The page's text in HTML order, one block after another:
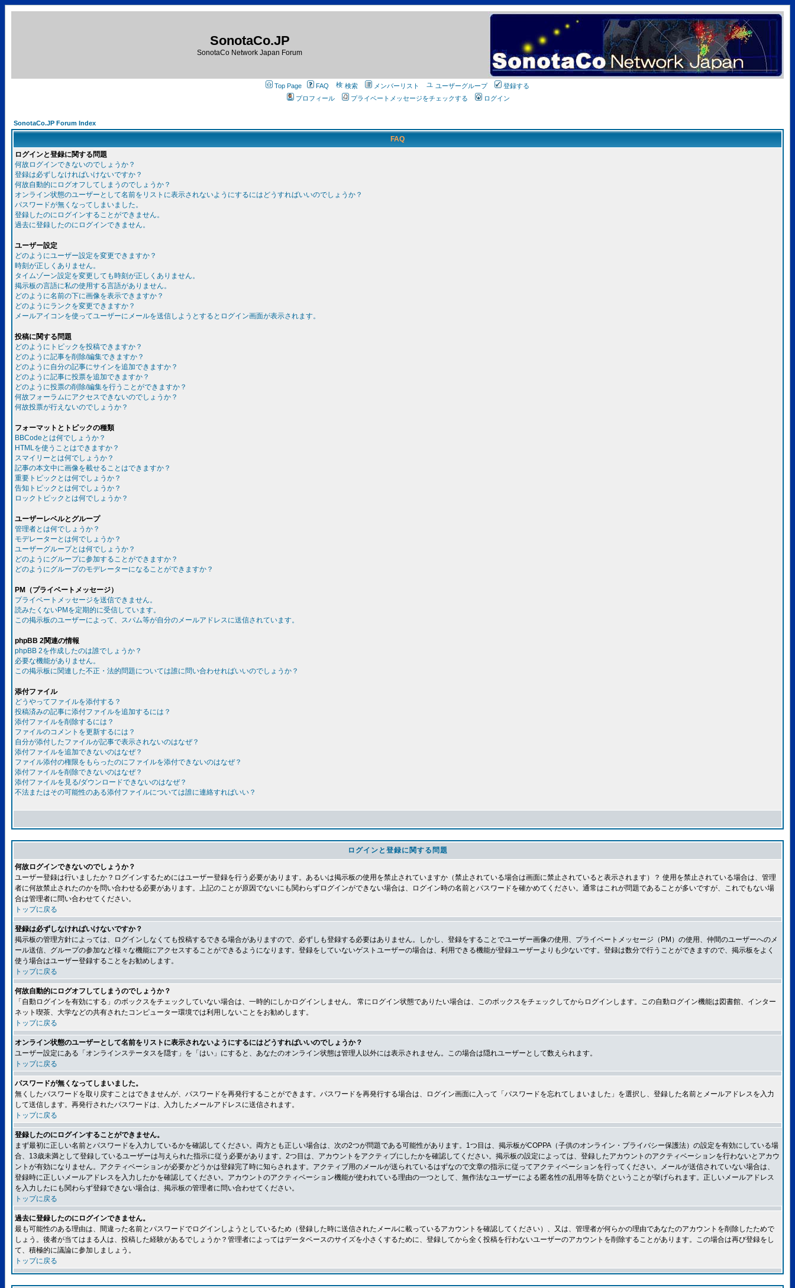
SonotaCo.JP
SonotaCo Network Japan Forum
Top Page FAQ 検索 メンバーリスト ユーザーグループ
登録する
プロフィール
プライベートメッセージをチェックする ログイン
SonotaCo.JP Forum Index
FAQ
ログインと登録に関する問題
何故ログインできないのでしょうか？
登録は必ずしなければいけないですか？
何故自動的にログオフしてしまうのでしょうか？
オンライン状態のユーザーとして名前をリストに表示されないようにするにはどうすればいいのでしょうか？
パスワードが無くなってしまいました。
登録したのにログインすることができません。
過去に登録したのにログインできません。
ユーザー設定
どのようにユーザー設定を変更できますか？
時刻が正しくありません。
タイムゾーン設定を変更しても時刻が正しくありません。
掲示板の言語に私の使用する言語がありません。
どのように名前の下に画像を表示できますか？
どのようにランクを変更できますか？
メールアイコンを使ってユーザーにメールを送信しようとするとログイン画面が表示されます。
投稿に関する問題
どのようにトピックを投稿できますか？
どのように記事を削除/編集できますか？
どのように自分の記事にサインを追加できますか？
どのように記事に投票を追加できますか？
どのように投票の削除/編集を行うことができますか？
何故フォーラムにアクセスできないのでしょうか？
何故投票が行えないのでしょうか？
フォーマットとトピックの種類
BBCodeとは何でしょうか？
HTMLを使うことはできますか？
スマイリーとは何でしょうか？
記事の本文中に画像を載せることはできますか？
重要トピックとは何でしょうか？
告知トピックとは何でしょうか？
ロックトピックとは何でしょうか？
ユーザーレベルとグループ
管理者とは何でしょうか？
モデレーターとは何でしょうか？
ユーザーグループとは何でしょうか？
どのようにグループに参加することができますか？
どのようにグループのモデレーターになることができますか？
PM（プライベートメッセージ）
プライベートメッセージを送信できません。
読みたくないPMを定期的に受信しています。
この掲示板のユーザーによって、スパム等が自分のメールアドレスに送信されています。
phpBB 2関連の情報
phpBB 2を作成したのは誰でしょうか？
必要な機能がありません。
この掲示板に関連した不正・法的問題については誰に問い合わせればいいのでしょうか？
添付ファイル
どうやってファイルを添付する？
投稿済みの記事に添付ファイルを追加するには？
添付ファイルを削除するには？
ファイルのコメントを更新するには？
自分が添付したファイルが記事で表示されないのはなぜ？
添付ファイルを追加できないのはなぜ？
ファイル添付の権限をもらったのにファイルを添付できないのはなぜ？
添付ファイルを削除できないのはなぜ？
添付ファイルを見る/ダウンロードできないのはなぜ？
不法またはその可能性のある添付ファイルについては誰に連絡すればいい？
ログインと登録に関する問題
何故ログインできないのでしょうか？
ユーザー登録は行いましたか？ログインするためにはユーザー登録を行う必要があります。あるいは掲示板の使用を禁止されていますか（禁止されている場合は画面に禁止されていると表示されます）？ 使用を禁止されている場合は、管理
者に何故禁止されたのかを問い合わせる必要があります。上記のことが原因でないにも関わらずログインができない場合は、ログイン時の名前とパスワードを確かめてください。通常はこれが問題であることが多いですが、これでもない場
合は管理者に問い合わせてください。
トップに戻る
登録は必ずしなければいけないですか？
掲示板の管理方針によっては、ログインしなくても投稿するできる場合がありますので、必ずしも登録する必要はありません。しかし、登録をすることでユーザー画像の使用、プライベートメッセージ（PM）の使用、仲間のユーザーへのメ
ール送信、グループの参加など様々な機能にアクセスすることができるようになります。登録をしていないゲストユーザーの場合は、利用できる機能が登録ユーザーよりも少ないです。登録は数分で行うことができますので、掲示板をよく
使う場合はユーザー登録することをお勧めします。
トップに戻る
何故自動的にログオフしてしまうのでしょうか？
「自動ログインを有効にする」のボックスをチェックしていない場合は、一時的にしかログインしません。 常にログイン状態でありたい場合は、このボックスをチェックしてからログインします。この自動ログイン機能は図書館、インター
ネット喫茶、大学などの共有されたコンピューター環境では利用しないことをお勧めします。
トップに戻る
オンライン状態のユーザーとして名前をリストに表示されないようにするにはどうすればいいのでしょうか？
ユーザー設定にある「オンラインステータスを隠す」を「はい」にすると、あなたのオンライン状態は管理人以外には表示されません。この場合は隠れユーザーとして数えられます。
トップに戻る
パスワードが無くなってしまいました。
無くしたパスワードを取り戻すことはできませんが、パスワードを再発行することができます。パスワードを再発行する場合は、ログイン画面に入って「パスワードを忘れてしまいました」を選択し、登録した名前とメールアドレスを入力
して送信します。再発行されたパスワードは、入力したメールアドレスに送信されます。
トップに戻る
登録したのにログインすることができません。
まず最初に正しい名前とパスワードを入力しているかを確認してください。両方とも正しい場合は、次の2つが問題である可能性があります。1つ目は、掲示板がCOPPA（子供のオンライン・プライバシー保護法）の設定を有効にしている場
合、13歳未満として登録しているユーザーは与えられた指示に従う必要があります。2つ目は、アカウントをアクティブにしたかを確認してください。掲示板の設定によっては、登録したアカウントのアクティベーションを行わないとアカウ
ントが有効になりません。アクティベーションが必要かどうかは登録完了時に知らされます。アクティブ用のメールが送られているはずなので文章の指示に従ってアクティベーションを行ってください。メールが送信されていない場合は、
登録時に正しいメールアドレスを入力したかを確認してください。アカウントのアクティベーション機能が使われている理由の一つとして、無作法なユーザーによる匿名性の乱用等を防ぐということが挙げられます。正しいメールアドレス
を入力したにも関わらず登録できない場合は、掲示板の管理者に問い合わせてください。
トップに戻る
過去に登録したのにログインできません。
最も可能性のある理由は、間違った名前とパスワードでログインしようとしているため（登録した時に送信されたメールに載っているアカウントを確認してください）、又は、管理者が何らかの理由であなたのアカウントを削除したためで
しょう。後者が当てはまる人は、投稿した経験があるでしょうか？管理者によってはデータベースのサイズを小さくするために、登録してから全く投稿を行わないユーザーのアカウントを削除することがあります。この場合は再び登録をし
て、積極的に議論に参加しましょう。
トップに戻る